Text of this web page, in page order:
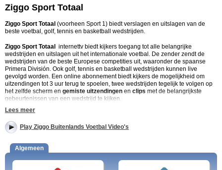
Ziggo Sport Totaal
Ziggo Sport Totaal (voorheen Sport 1) biedt verslagen en uitslagen van de
beste voetbal, golf, tennis en basketball wedstrijden.
Ziggo Sport Totaal
internettv biedt kijkers toegang tot alle belangrijke
wedstrijden en uitslagen uit het internationale voetbal. De zender zendt de
wedstrijden van de beste Europese competities uit, waaronder de spaanse
Primera División. Ook golf, tennis en basketball wedstrijden kunnen live
gevolgd worden. Een online abonnement biedt kijkers de mogelijkheid om
uitzendingen tot 3 uur terug te spoelen, twee wedstrijden tegelijk te volgen op
het zelfde scherm en gemiste uitzendingen en clips met de belangrijkste
gebeurtenissen van een wedstrijd te kijken.
Tags: ziggo voetbal, zender, kijken, samenvattingen, voetbalclub, programma,
gratis, voetbalmarathon, huren, video
Lees meer
Play Ziggo Buitenlands Voetbal Video's
Algemeen